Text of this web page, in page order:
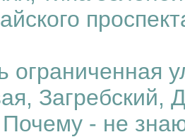
ограниченная
Загребский,
- не